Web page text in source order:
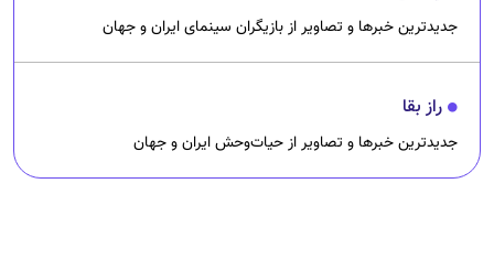
جدیدترین خبرها و تصاویر از بازیگران سینمای ایران و جهان
راز بقا
جدیدترین خبرها و تصاویر از حیات‌وحش ایران و جهان